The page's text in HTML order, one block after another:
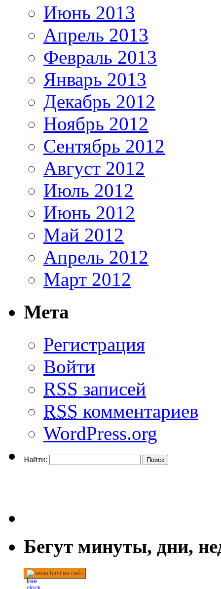
Июнь 2013
Апрель 2013
Февраль 2013
Январь 2013
Декабрь 2012
Ноябрь 2012
Сентябрь 2012
Август 2012
Июль 2012
Июнь 2012
Май 2012
Апрель 2012
Март 2012
Мета
Регистрация
Войти
RSS записей
RSS комментариев
WordPress.org
Найти:
Бегут минуты, дни,
часы html на сайт